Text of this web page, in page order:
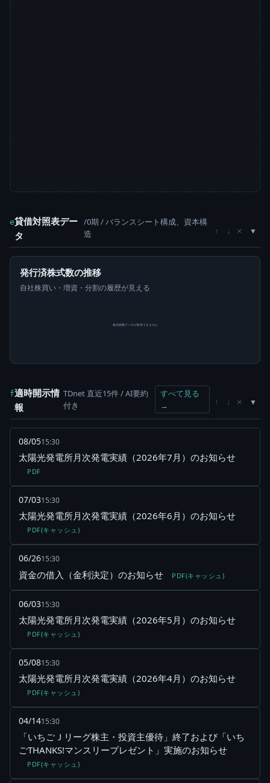
e貸借対照表デー
タ
/0期 / バランスシート構成、資本構
造
↑ ↓ ×
発行済株式数の推移
自社株買い・増資・分割の履歴が見える
株式総数データが取得できません
f適時開示情
報
TDnet 直近15件 / AI要約
付き
すべて見る
→
↑ ↓ ×
08/0515:30
太陽光発電所月次発電実績（2026年7月）のお知らせ
PDF
07/0315:30
太陽光発電所月次発電実績（2026年6月）のお知らせ
PDF(キャッシュ)
06/2615:30
資金の借入（金利決定）のお知らせ PDF(キャッシュ)
06/0315:30
太陽光発電所月次発電実績（2026年5月）のお知らせ
PDF(キャッシュ)
05/0815:30
太陽光発電所月次発電実績（2026年4月）のお知らせ
PDF(キャッシュ)
04/1415:30
「いちごＪリーグ株主・投資主優待」終了および「いち
ごTHANKS!マンスリープレゼント」実施のお知らせ
PDF(キャッシュ)